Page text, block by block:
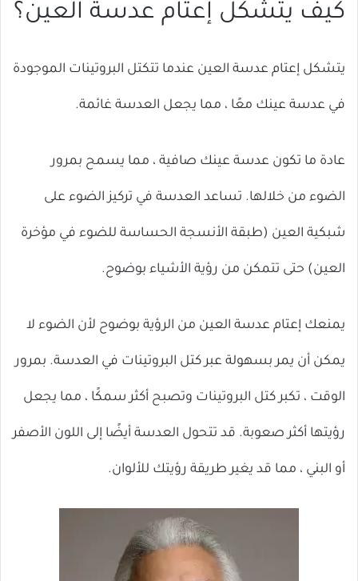
كيف يتشكل إعتام عدسة العين؟
يتشكل إعتام عدسة العين عندما تتكتل البروتينات الموجودة
في عدسة عينك معًا ، مما يجعل العدسة غائمة.
عادة ما تكون عدسة عينك صافية ، مما يسمح بمرور
الضوء من خلالها. تساعد العدسة في تركيز الضوء على
شبكية العين (طبقة الأنسجة الحساسة للضوء في مؤخرة
العين) حتى تتمكن من رؤية الأشياء بوضوح.
يمنعك إعتام عدسة العين من الرؤية بوضوح لأن الضوء لا
يمكن أن يمر بسهولة عبر كتل البروتينات في العدسة. بمرور
الوقت ، تكبر كتل البروتينات وتصبح أكثر سمكًا ، مما يجعل
رؤيتها أكثر صعوبة. قد تتحول العدسة أيضًا إلى اللون الأصفر
أو البني ، مما قد يغير طريقة رؤيتك للألوان.